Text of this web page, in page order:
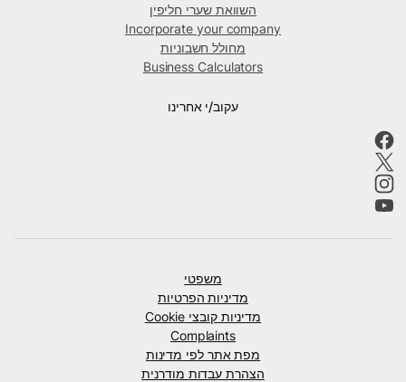
השוואת שערי חליפין
Incorporate your company
מחולל חשבוניות
Business Calculators
עקוב/י אחרינו
משפטי
מדיניות הפרטיות
מדיניות קובצי Cookie
Complaints
מפת אתר לפי מדינות
הצהרת עבדות מודרנית